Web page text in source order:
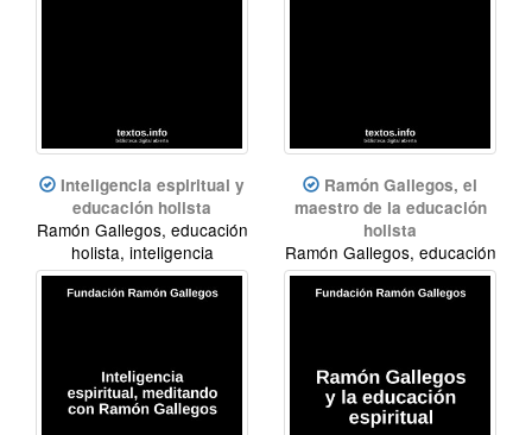
Inteligencia espiritual y
educación holista
Ramón Gallegos, educación
holista, inteligencia
espiritual
Ramón Gallegos, el
maestro de la educación
holista
Ramón Gallegos, educación
holista, inteligencia
espiritual